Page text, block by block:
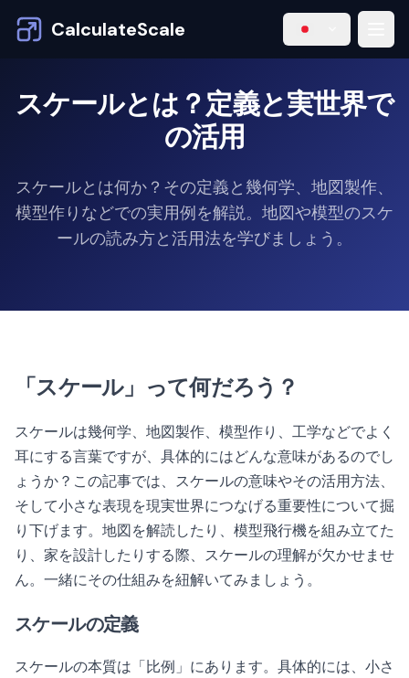
CalculateScale
スケールとは？定義と実世界で
の活用
スケールとは何か？その定義と幾何学、地図製作、
模型作りなどでの実用例を解説。地図や模型のスケ
ールの読み方と活用法を学びましょう。
「スケール」って何だろう？
スケールは幾何学、地図製作、模型作り、工学などでよく
耳にする言葉ですが、具体的にはどんな意味があるのでし
ょうか？この記事では、スケールの意味やその活用方法、
そして小さな表現を現実世界につなげる重要性について掘
り下げます。地図を解読したり、模型飛行機を組み立てた
り、家を設計したりする際、スケールの理解が欠かせませ
ん。一緒にその仕組みを紐解いてみましょう。
スケールの定義
スケールの本質は「比例」にあります。具体的には、小さ